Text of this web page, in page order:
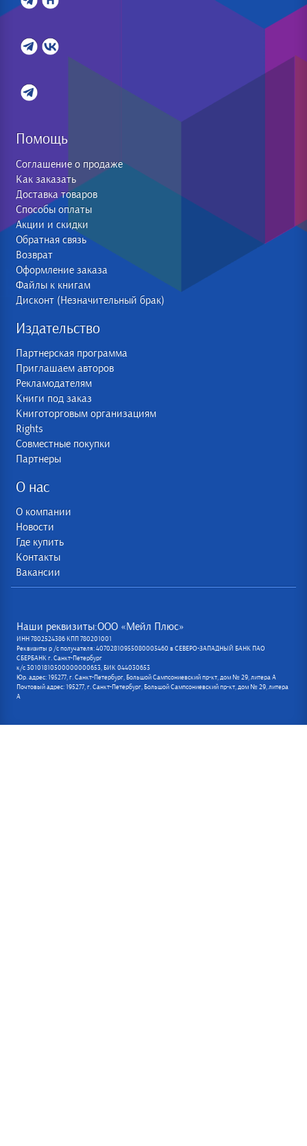
Помощь
Соглашение о продаже
Как заказать
Доставка товаров
Способы оплаты
Акции и скидки
Обратная связь
Возврат
Оформление заказа
Файлы к книгам
Дисконт (Незначительный брак)
Издательство
Партнерская программа
Приглашаем авторов
Рекламодателям
Книги под заказ
Книготорговым организациям
Rights
Совместные покупки
Партнеры
О нас
О компании
Новости
Где купить
Контакты
Вакансии
Наши реквизиты:ООО «Мейл Плюс»
ИНН 7802524386 КПП 780201001
Реквизиты р /с получателя: 40702810955080005460 в СЕВЕРО-ЗАПАДНЫЙ БАНК ПАО
СБЕРБАНК г. Санкт-Петербург
к/с 30101810500000000653, БИК 044030653
Юр. адрес: 195277, г. Санкт-Петербург, Большой Сампсониевский пр-кт, дом № 29, литера А
Почтовый адрес: 195277, г. Санкт-Петербург, Большой Сампсониевский пр-кт, дом № 29, литера
А